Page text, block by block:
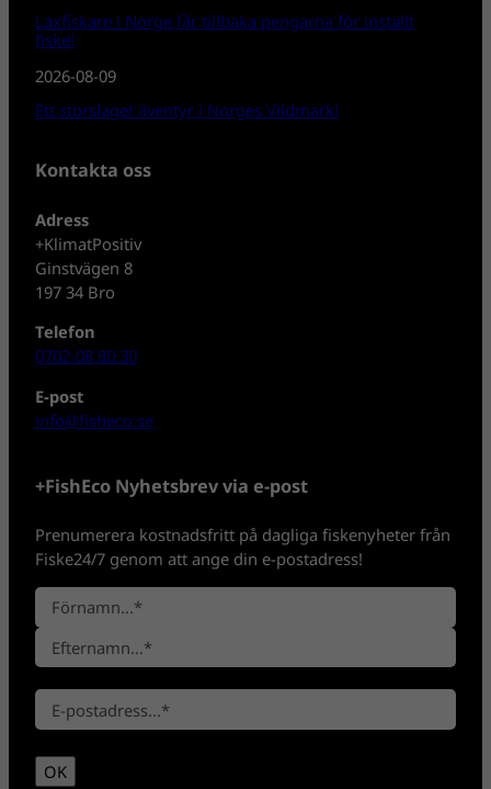
Laxfiskare i Norge får tillbaka pengarna för inställt
fiske!
2026-08-09
Ett storslaget äventyr i Norges Vildmark!
Kontakta oss
Adress
+KlimatPositiv
Ginstvägen 8
197 34 Bro
Telefon
0702-08 80 30
E-post
info@fisheco.se
+FishEco Nyhetsbrev via e-post
Prenumerera kostnadsfritt på dagliga fiskenyheter från
Fiske24/7 genom att ange din e-postadress!
N
a
n
*
F
ö
r
a
m
n
t
e
E
-
OK